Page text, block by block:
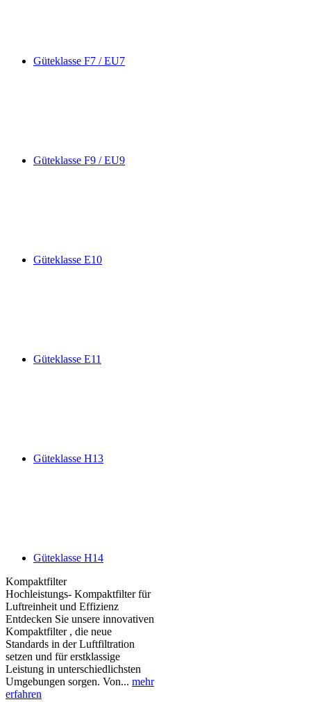
Güteklasse F7 / EU7
Güteklasse F9 / EU9
Güteklasse E10
Güteklasse E11
Güteklasse H13
Güteklasse H14
Kompaktfilter
Hochleistungs- Kompaktfilter für
Luftreinheit und Effizienz
Entdecken Sie unsere innovativen
Kompaktfilter , die neue
Standards in der Luftfiltration
setzen und für erstklassige
Leistung in unterschiedlichsten
Umgebungen sorgen. Von... mehr
erfahren